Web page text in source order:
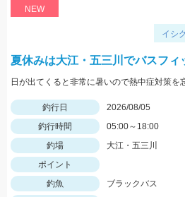
NEW
イシ
夏休みは大江・五三川でバスフィ
日が出てくると非常に暑いので熱中症対策を
釣行日
2026/08/05
釣行時間
05:00～18:00
釣場
大江・五三川
ポイント
釣魚
ブラックバス